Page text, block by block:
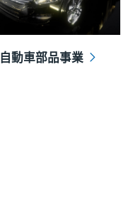
自動車部品事業